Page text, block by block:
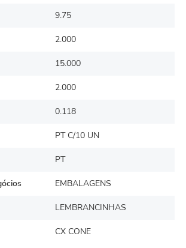
9.75
2.000
15.000
2.000
0.118
PT C/10 UN
PT
EMBALAGENS
LEMBRANCINHAS
CX CONE